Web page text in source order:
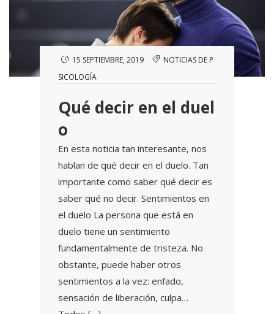
15 SEPTIEMBRE, 2019
NOTICIAS DE P
SICOLOGÍA
Qué decir en el duel
o
En esta noticia tan interesante, nos
hablan de qué decir en el duelo. Tan
importante como saber qué decir es
saber qué no decir. Sentimientos en
el duelo La persona que está en
duelo tiene un sentimiento
fundamentalmente de tristeza. No
obstante, puede haber otros
sentimientos a la vez: enfado,
sensación de liberación, culpa…